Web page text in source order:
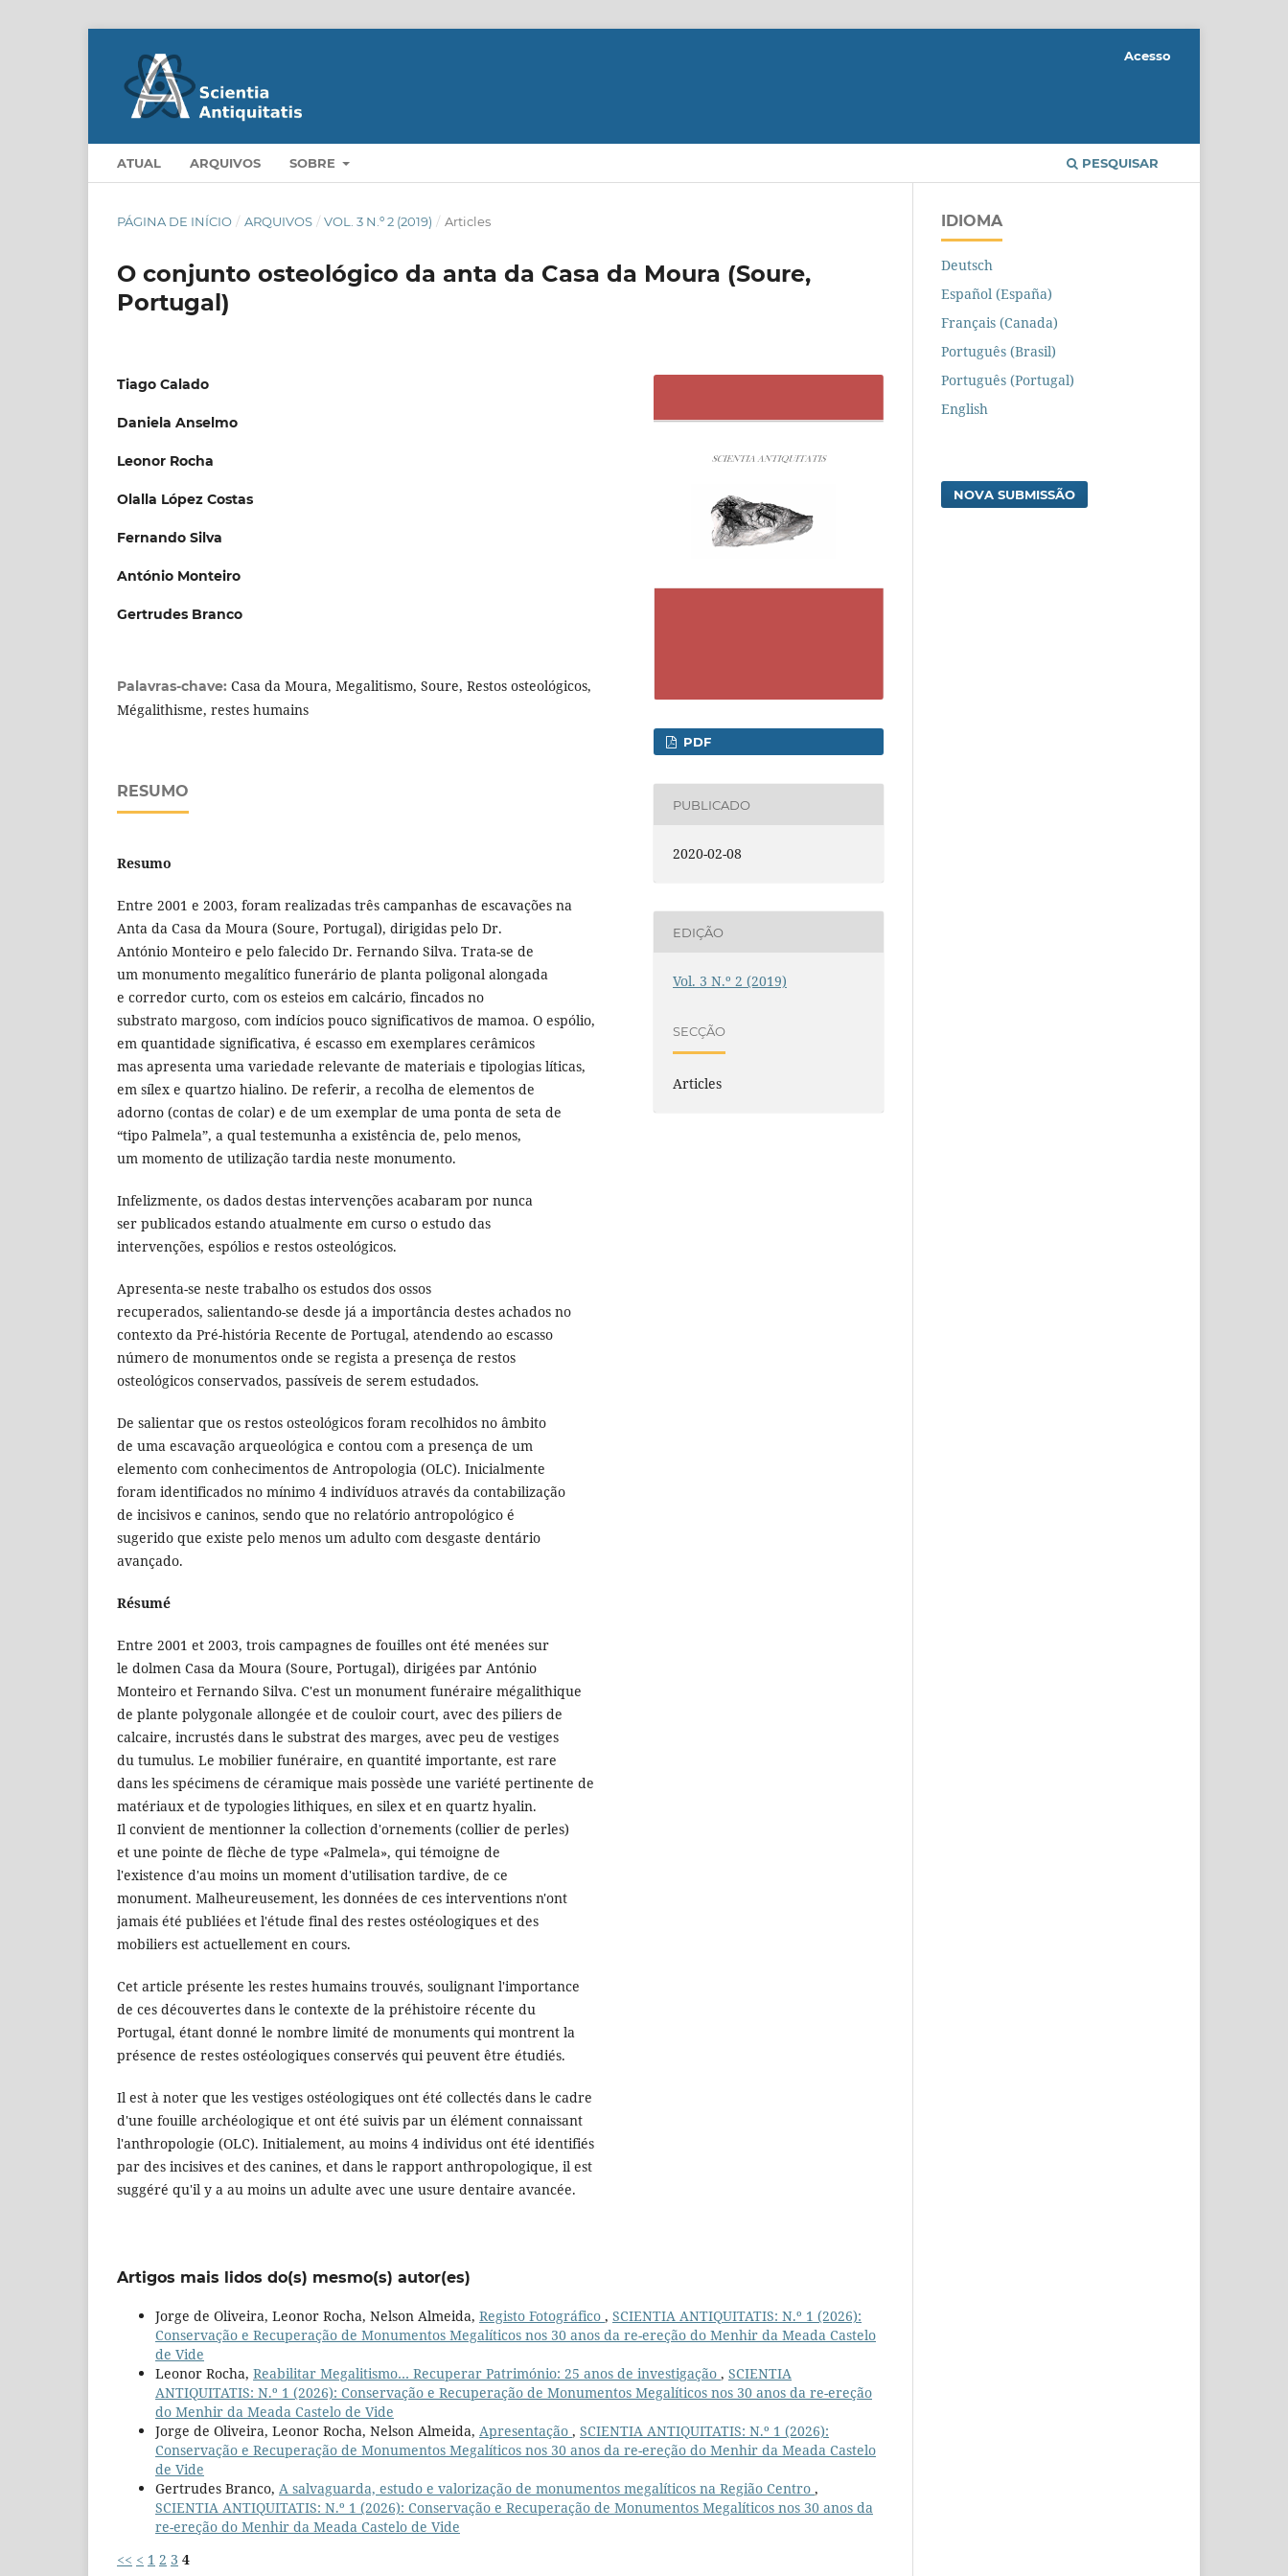
ATUAL ARQUIVOS SOBRE PESQUISAR
Acesso
PÁGINA DE INÍCIO / ARQUIVOS / VOL. 3 N.º 2 (2019) / Articles
O conjunto osteológico da anta da Casa da Moura (Soure,
Portugal)
Tiago Calado
Daniela Anselmo
Leonor Rocha
Olalla López Costas
Fernando Silva
António Monteiro
Gertrudes Branco
Palavras-chave: Casa da Moura, Megalitismo, Soure, Restos osteológicos,
Mégalithisme, restes humains
RESUMO
Resumo
Entre 2001 e 2003, foram realizadas três campanhas de escavações na
Anta da Casa da Moura (Soure, Portugal), dirigidas pelo Dr.
António Monteiro e pelo falecido Dr. Fernando Silva. Trata-se de
um monumento megalítico funerário de planta poligonal alongada
e corredor curto, com os esteios em calcário, fincados no
substrato margoso, com indícios pouco significativos de mamoa. O espólio,
em quantidade significativa, é escasso em exemplares cerâmicos
mas apresenta uma variedade relevante de materiais e tipologias líticas,
em sílex e quartzo hialino. De referir, a recolha de elementos de
adorno (contas de colar) e de um exemplar de uma ponta de seta de
“tipo Palmela”, a qual testemunha a existência de, pelo menos,
um momento de utilização tardia neste monumento.
Infelizmente, os dados destas intervenções acabaram por nunca
ser publicados estando atualmente em curso o estudo das
intervenções, espólios e restos osteológicos.
Apresenta-se neste trabalho os estudos dos ossos
recuperados, salientando-se desde já a importância destes achados no
contexto da Pré-história Recente de Portugal, atendendo ao escasso
número de monumentos onde se regista a presença de restos
osteológicos conservados, passíveis de serem estudados.
De salientar que os restos osteológicos foram recolhidos no âmbito
de uma escavação arqueológica e contou com a presença de um
elemento com conhecimentos de Antropologia (OLC). Inicialmente
foram identificados no mínimo 4 indivíduos através da contabilização
de incisivos e caninos, sendo que no relatório antropológico é
sugerido que existe pelo menos um adulto com desgaste dentário
avançado.
Résumé
Entre 2001 et 2003, trois campagnes de fouilles ont été menées sur
le dolmen Casa da Moura (Soure, Portugal), dirigées par António
Monteiro et Fernando Silva. C'est un monument funéraire mégalithique
de plante polygonale allongée et de couloir court, avec des piliers de
calcaire, incrustés dans le substrat des marges, avec peu de vestiges
du tumulus. Le mobilier funéraire, en quantité importante, est rare
dans les spécimens de céramique mais possède une variété pertinente de
matériaux et de typologies lithiques, en silex et en quartz hyalin.
Il convient de mentionner la collection d'ornements (collier de perles)
et une pointe de flèche de type «Palmela», qui témoigne de
l'existence d'au moins un moment d'utilisation tardive, de ce
monument. Malheureusement, les données de ces interventions n'ont
jamais été publiées et l'étude final des restes ostéologiques et des
mobiliers est actuellement en cours.
Cet article présente les restes humains trouvés, soulignant l'importance
de ces découvertes dans le contexte de la préhistoire récente du
Portugal, étant donné le nombre limité de monuments qui montrent la
présence de restes ostéologiques conservés qui peuvent être étudiés.
Il est à noter que les vestiges ostéologiques ont été collectés dans le cadre
d'une fouille archéologique et ont été suivis par un élément connaissant
l'anthropologie (OLC). Initialement, au moins 4 individus ont été identifiés
par des incisives et des canines, et dans le rapport anthropologique, il est
suggéré qu'il y a au moins un adulte avec une usure dentaire avancée.
PDF
PUBLICADO
2020-02-08
EDIÇÃO
Vol. 3 N.º 2 (2019)
SECÇÃO
Articles
Artigos mais lidos do(s) mesmo(s) autor(es)
Jorge de Oliveira, Leonor Rocha, Nelson Almeida, Registo Fotográfico , SCIENTIA ANTIQUITATIS: N.º 1 (2026):
Conservação e Recuperação de Monumentos Megalíticos nos 30 anos da re-ereção do Menhir da Meada Castelo
de Vide
Leonor Rocha, Reabilitar Megalitismo… Recuperar Património: 25 anos de investigação , SCIENTIA
ANTIQUITATIS: N.º 1 (2026): Conservação e Recuperação de Monumentos Megalíticos nos 30 anos da re-ereção
do Menhir da Meada Castelo de Vide
Jorge de Oliveira, Leonor Rocha, Nelson Almeida, Apresentação , SCIENTIA ANTIQUITATIS: N.º 1 (2026):
Conservação e Recuperação de Monumentos Megalíticos nos 30 anos da re-ereção do Menhir da Meada Castelo
de Vide
Gertrudes Branco, A salvaguarda, estudo e valorização de monumentos megalíticos na Região Centro ,
SCIENTIA ANTIQUITATIS: N.º 1 (2026): Conservação e Recuperação de Monumentos Megalíticos nos 30 anos da
re-ereção do Menhir da Meada Castelo de Vide
<< < 1 2 3 4
IDIOMA
Deutsch
Español (España)
Français (Canada)
Português (Brasil)
Português (Portugal)
English
NOVA SUBMISSÃO